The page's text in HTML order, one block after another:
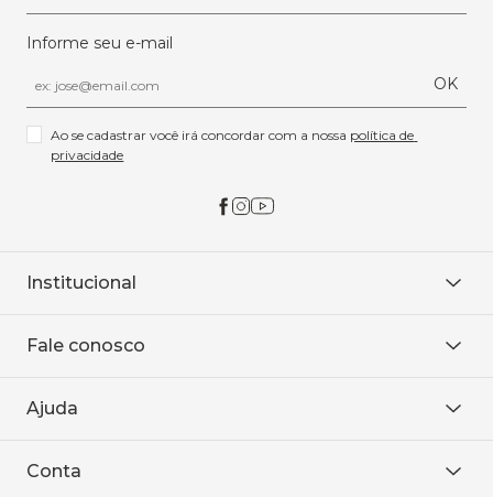
Informe seu e-mail
OK
Ao se cadastrar você irá concordar com a nossa política de
privacidade
Institucional
Onde encontrar
Baixe o APP
Fale conosco
WhatsApp
Ajuda
Política de entrega
Conta